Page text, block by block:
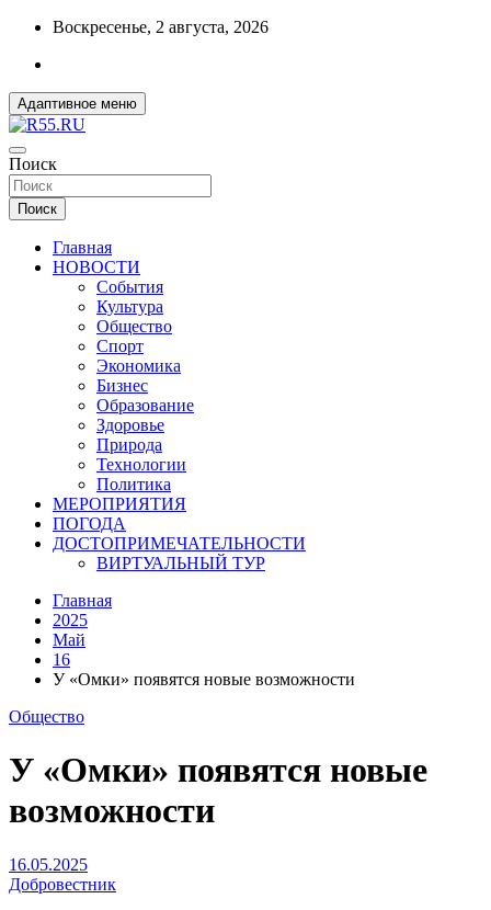
Перейти
содержимому
Воскресенье, 2 августа, 2026
Адаптивное меню
R55.RU
ДОБРЫЕ ВЕСТИ ИЗ ОМСКА
Поиск
Поиск
Главная
НОВОСТИ
События
Культура
Общество
Спорт
Экономика
Бизнес
Образование
Здоровье
Природа
Технологии
Политика
МЕРОПРИЯТИЯ
ПОГОДА
ДОСТОПРИМЕЧАТЕЛЬНОСТИ
ВИРТУАЛЬНЫЙ ТУР
Главная
2025
Май
16
У «Омки» появятся новые возможности
Общество
У «Омки» появятся новые
возможности
16.05.2025
Добровестник